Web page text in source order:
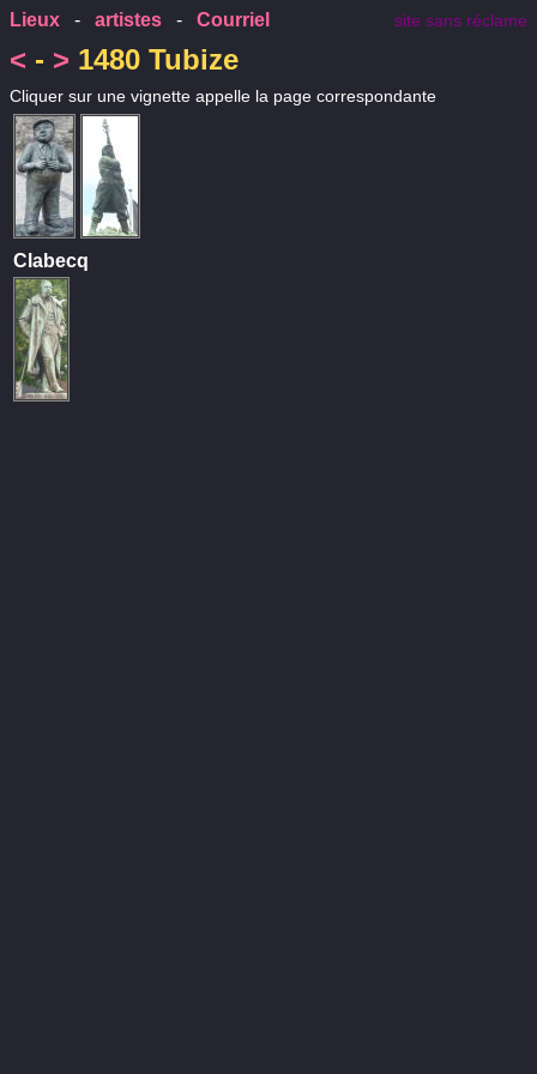
site sans réclame
Lieux - artistes - Courriel
< - > 1480 Tubize
Cliquer sur une vignette appelle la page correspondante
Clabecq